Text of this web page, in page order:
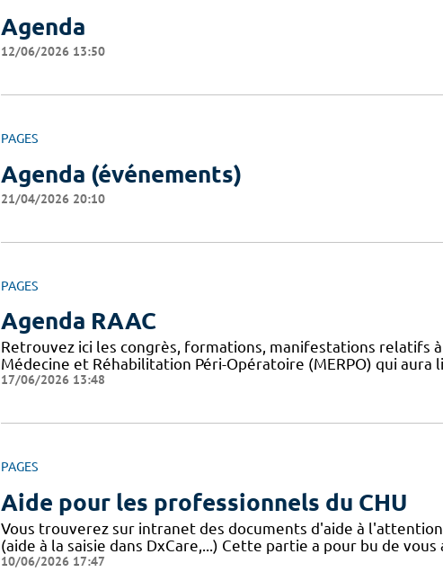
Agenda
12/06/2026 13:50
PAGES
Agenda (événements)
21/04/2026 20:10
PAGES
Agenda RAAC
Retrouvez ici les congrès, formations, manifestations relatifs
Médecine et Réhabilitation Péri-Opératoire (MERPO) qui
17/06/2026 13:48
PAGES
Aide pour les professionnels du CHU
Vous trouverez sur intranet des documents d'aide à
(aide à la saisie dans DxCare,...) Cette partie a pour bu de
10/06/2026 17:47